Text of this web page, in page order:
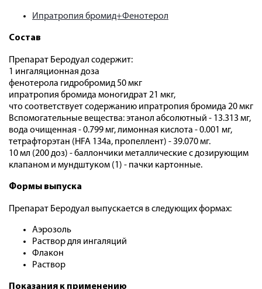
Ипратропия бромид+Фенотерол
Состав
Препарат Беродуал содержит:
1 ингаляционная доза
фенотерола гидробромид 50 мкг
ипратропия бромида моногидрат 21 мкг,
что соответствует содержанию ипратропия бромида 20 мкг
Вспомогательные вещества: этанол абсолютный - 13.313 мг,
вода очищенная - 0.799 мг, лимонная кислота - 0.001 мг,
тетрафторэтан (HFA 134a, пропеллент) - 39.070 мг.
10 мл (200 доз) - баллончики металлические с дозирующим
клапаном и мундштуком (1) - пачки картонные.
Формы выпуска
Препарат Беродуал выпускается в следующих формах:
Аэрозоль
Раствор для ингаляций
Флакон
Раствор
Показания к применению